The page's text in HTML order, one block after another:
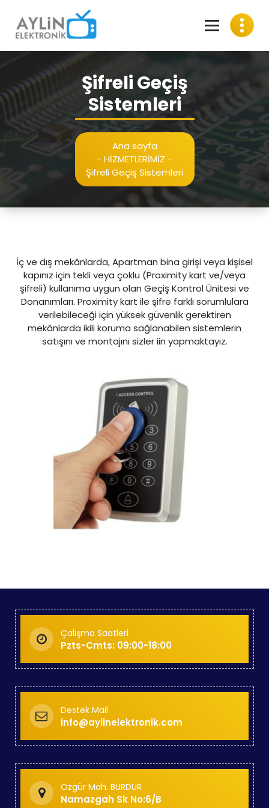
Elektronik Malzeme Satış - Bakım Onarım
Şifreli Geçiş
Sistemleri
Ana sayfa
- HİZMETLERİMİZ -
Şifreli Geçiş Sistemleri
İç ve dış mekânlarda, Apartman bina girişi veya kişisel
kapınız için tekli veya çoklu (Proximity kart ve/veya
şifreli) kullanıma uygun olan Geçiş Kontrol Ünitesi ve
Donanımları. Proximity kart ile şifre farklı sorumlulara
verilebileceği için yüksek güvenlik gerektiren
mekânlarda ikili koruma sağlanabilen sistemlerin
satışını ve montajını sizler iin yapmaktayız.
Çalışma Saatleri
Pzts-Cmts: 09:00-18:00
Destek Mail
info@aylinelektronik.com
Özgür Mah. BURDUR
Namazgah Sk No:6/B